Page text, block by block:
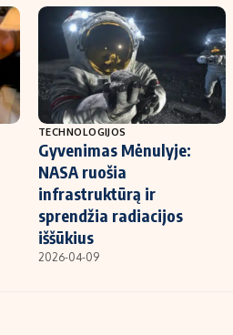
TECHNOLOGIJOS
Gyvenimas Mėnulyje:
NASA ruošia
infrastruktūrą ir
sprendžia radiacijos
iššūkius
2026-04-09